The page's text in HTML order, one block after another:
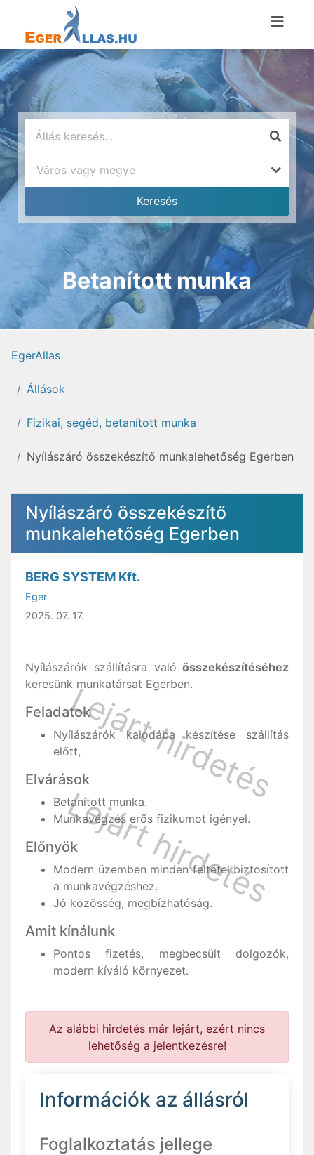
Betanított munka
EgerAllas
Állások
Fizikai, segéd, betanított munka
Nyílászáró összekészítő munkalehetőség Egerben
Nyílászáró összekészítő
munkalehetőség Egerben
BERG SYSTEM Kft.
Eger
2025. 07. 17.
Nyílászárók szállításra való összekészítéséhez
keresünk munkatársat Egerben.
Feladatok
Nyílászárók kalodába készítése szállítás
előtt,
Elvárások
Betanított munka.
Munkavégzés erős fizikumot igényel.
Előnyök
Modern üzemben minden feltétel biztosított
a munkavégzéshez.
Jó közösség, megbízhatóság.
Amit kínálunk
Pontos fizetés, megbecsült dolgozók,
modern kíváló környezet.
Az alábbi hirdetés már lejárt, ezért nincs
lehetőség a jelentkezésre!
Információk az állásról
Foglalkoztatás jellege